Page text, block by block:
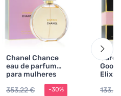
Chanel Chance
eau de parfum
para mulheres
353,22 €
-30%
Good
Elixir